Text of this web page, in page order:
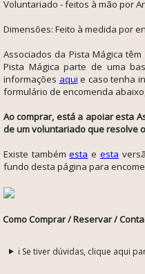
Voluntariado -feitos à mão por
Dimensões: Feito à medida por
Associados da Pista Mágica
Pista Mágica parte de uma
informações aqui e caso tenha
formulário de encomenda
Ao comprar, está a apoiar esta
de um voluntariado que resolve
Existe tambémesta e esta
fundo desta página para
Como Comprar / Reservar /
ℹ️ Se tiver dúvidas, clique aqui